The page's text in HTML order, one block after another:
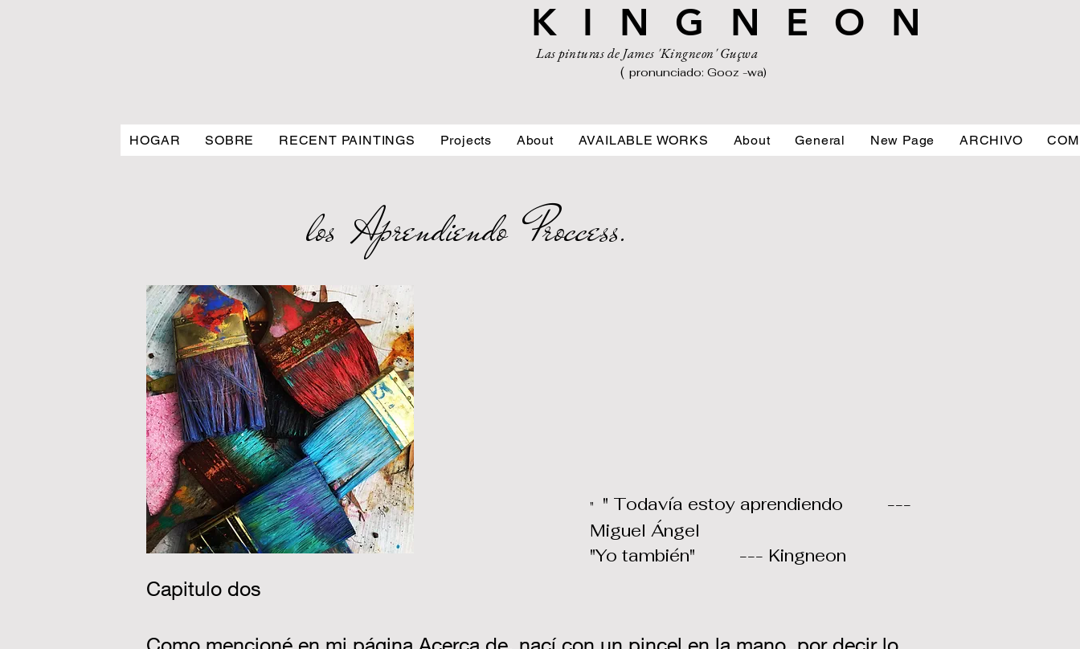
Las pinturas de James 'Kingneon' Guçwa
( pronunciado: Gooz -wa)
K I N G N E O N
HOGAR SOBRE RECENT PAINTINGS Projects About AVAILABLE WORKS About General New Page ARCHIVO
los Aprendiendo Proccess.
" " Todavía estoy aprendiendo
---
Miguel Ángel
"Yo también"
--- Kingneon
Capitulo dos